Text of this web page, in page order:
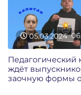
05.03.2024
Педагогический
ждёт
заочную формы